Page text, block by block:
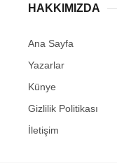
HAKKIMIZDA
Ana Sayfa
Yazarlar
Künye
Gizlilik Politikası
İletişim